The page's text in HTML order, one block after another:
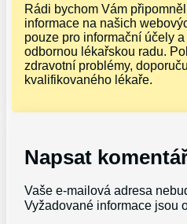
Rádi bychom Vám
informace na našich
pouze pro informační účely
odbornou lékařskou radu.
zdravotní problémy,
kvalifikovaného lékaře.
Napsat
Vaše e-mailová adresa
Vyžadované informace jsou